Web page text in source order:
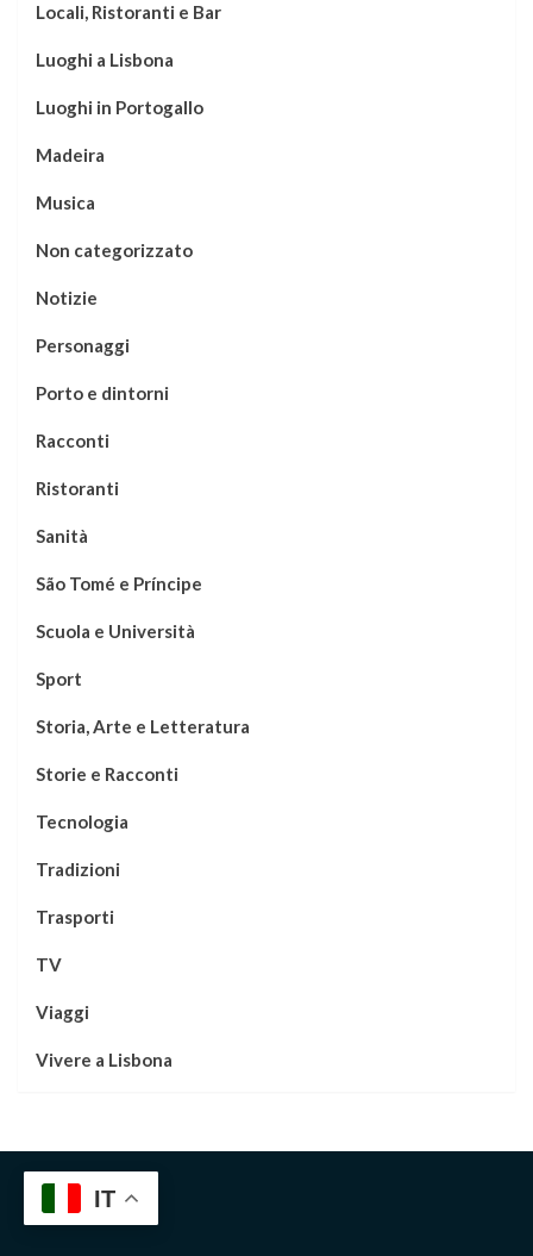
Locali, Ristoranti e Bar
Luoghi a Lisbona
Luoghi in Portogallo
Madeira
Musica
Non categorizzato
Notizie
Personaggi
Porto e dintorni
Racconti
Ristoranti
Sanità
São Tomé e Príncipe
Scuola e Università
Sport
Storia, Arte e Letteratura
Storie e Racconti
Tecnologia
Tradizioni
Trasporti
TV
Viaggi
Vivere a Lisbona
IT